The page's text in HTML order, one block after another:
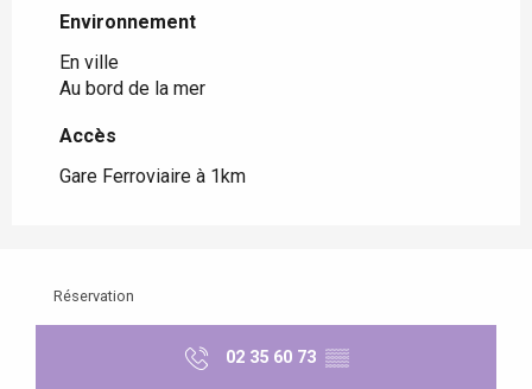
Environnement
Environnement
En ville
Au bord de la mer
Accès
Accès
Gare Ferroviaire à 1km
Réservation
02 35 60 73 ▒▒